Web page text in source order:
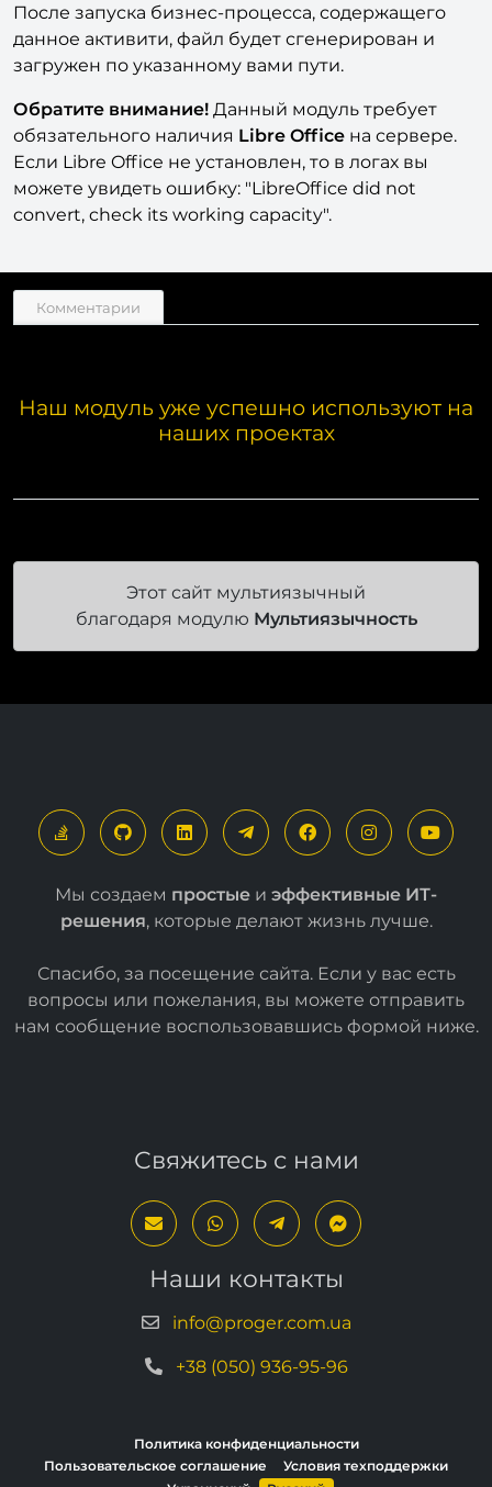
После запуска бизнес-процесса, содержащего
данное активити, файл будет сгенерирован и
загружен по указанному вами пути.
Обратите внимание! Данный модуль требует
обязательного наличия Libre Office на сервере.
Если Libre Office не установлен, то в логах вы
можете увидеть ошибку: "LibreOffice did not
convert, check its working capacity".
Комментарии
Наш модуль уже успешно используют на
наших проектах
Этот сайт мультиязычный
благодаря модулю Мультиязычность
Мы создаем простые и эффективные ИТ-
решения, которые делают жизнь лучше.
Спасибо, за посещение сайта. Если у вас есть
вопросы или пожелания, вы можете отправить
нам сообщение воспользовавшись формой ниже.
Свяжитесь с нами
Наши контакты
info@proger.com.ua
+38 (050) 936-95-96
Политика конфиденциальности
Пользовательское соглашение
Условия техподдержки